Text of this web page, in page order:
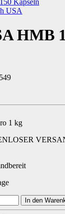
USA
HMB
1 kg
In den